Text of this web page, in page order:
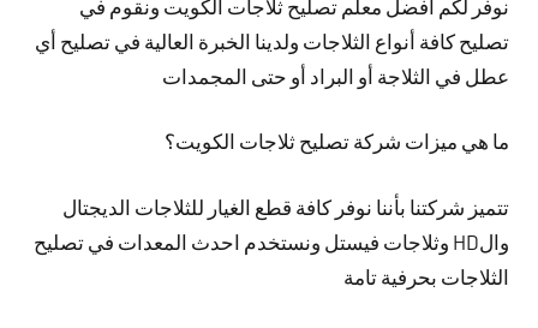
نوفر لكم افضل معلم تصليح ثلاجات الكويت ونقوم في
تصليح كافة أنواع الثلاجات ولدينا الخبرة العالية في تصليح أي
عطل في الثلاجة أو البراد أو حتى المجمدات
ما هي ميزات شركة تصليح ثلاجات الكويت؟
تتميز شركتنا بأننا نوفر كافة قطع الغيار للثلاجات الديجتال
والHD وثلاجات فيستل ونستخدم احدث المعدات في تصليح
الثلاجات بحرفية تامة